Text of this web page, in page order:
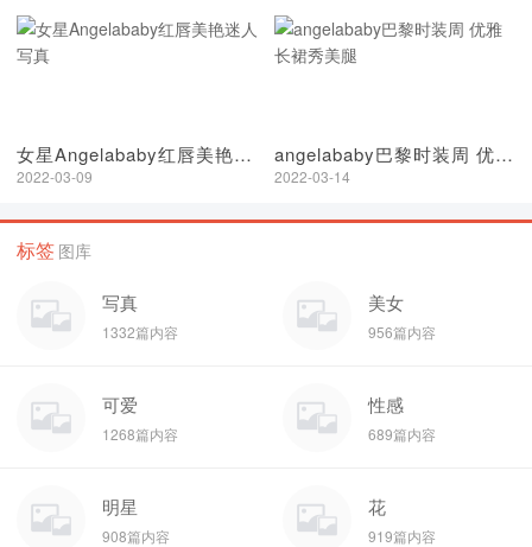
女星Angelababy红唇美艳迷人写真
2022-03-09
angelababy巴黎时装周 优雅长裙秀美腿
2022-03-14
标签 图库
写真
1332篇内容
美女
956篇内容
可爱
1268篇内容
性感
689篇内容
明星
908篇内容
花
919篇内容